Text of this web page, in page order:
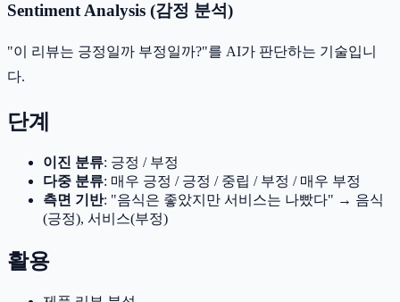
Sentiment Analysis (감정 분석)
"이 리뷰는 긍정일까 부정일까?"를 AI가 판단하는 기술입니
다.
단계
이진 분류: 긍정 / 부정
다중 분류: 매우 긍정 / 긍정 / 중립 / 부정 / 매우 부정
측면 기반: "음식은 좋았지만 서비스는 나빴다" → 음식
(긍정), 서비스(부정)
활용